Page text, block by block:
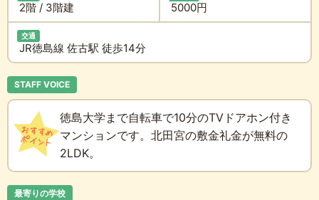
2階 / 3階建 5000円
交通
JR徳島線 佐古駅 徒歩14分
STAFF VOICE
徳島大学まで自転車で10分のTVドアホン付き
マンションです。北田宮の敷金礼金が無料の
2LDK。
最寄りの学校